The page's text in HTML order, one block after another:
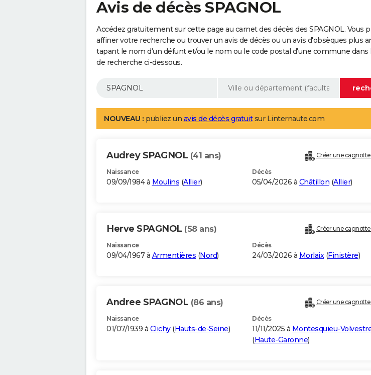
Avis de décès SPAGNOL
Accédez gratuitement sur cette page au carnet des décès des SPAGNOL. Vous
affiner votre recherche ou trouver un avis de décès ou un avis d'obsèques plus
tapant le nom d'un défunt et/ou le nom ou le code postal d'une commune
de recherche ci-dessous.
NOUVEAU : publiez un avis de décès gratuitsur Linternaute.com
Audrey SPAGNOL (41 ans) Créer une cagnotte
Naissance
09/09/1984 à Moulins (Allier)
Décès
05/04/2026 à Châtillon (Allier)
Herve SPAGNOL (58 ans) Créer une cagnotte
Naissance
09/04/1967 à Armentières (Nord)
Décès
24/03/2026 à Morlaix(Finistère)
Andree SPAGNOL (86 ans) Créer une cagnotte
Naissance
01/07/1939 à Clichy(Hauts-de-Seine)
Décès
11/11/2025 à Montesquieu-
(Haute-Garonne)